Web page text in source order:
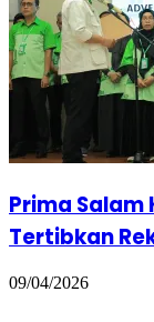
Prima Salam
Tertibkan
09/04/2026